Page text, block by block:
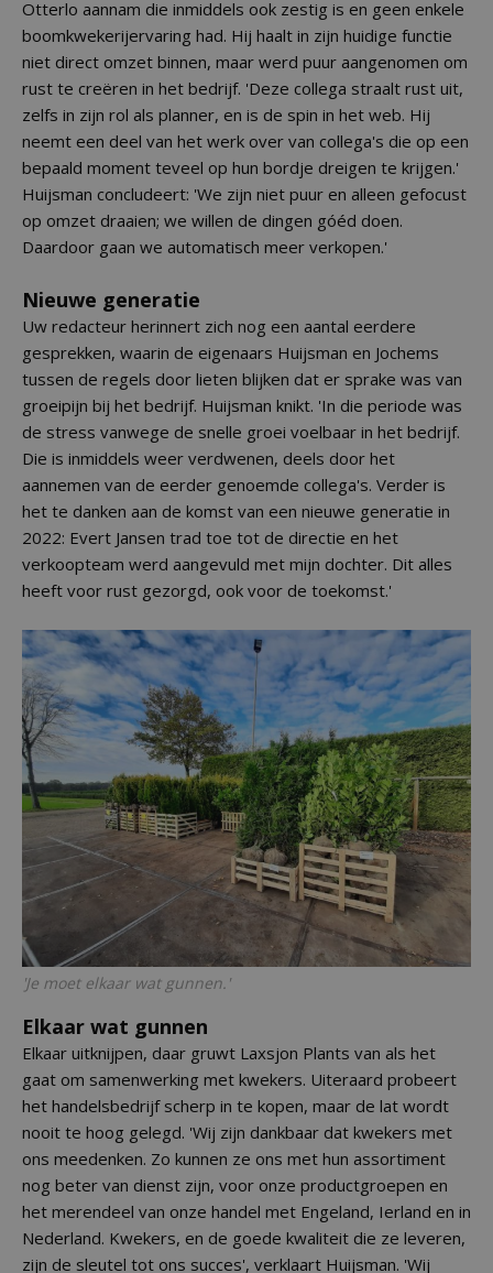
Otterlo aannam die inmiddels ook zestig is en geen enkele
boomkwekerijervaring had. Hij haalt in zijn huidige functie
niet direct omzet binnen, maar werd puur aangenomen om
rust te creëren in het bedrijf. 'Deze collega straalt rust uit,
zelfs in zijn rol als planner, en is de spin in het web. Hij
neemt een deel van het werk over van collega's die op een
bepaald moment teveel op hun bordje dreigen te krijgen.'
Huijsman concludeert: 'We zijn niet puur en alleen gefocust
op omzet draaien; we willen de dingen góéd doen.
Daardoor gaan we automatisch meer verkopen.'
Nieuwe generatie
Uw redacteur herinnert zich nog een aantal eerdere
gesprekken, waarin de eigenaars Huijsman en Jochems
tussen de regels door lieten blijken dat er sprake was van
groeipijn bij het bedrijf. Huijsman knikt. 'In die periode was
de stress vanwege de snelle groei voelbaar in het bedrijf.
Die is inmiddels weer verdwenen, deels door het
aannemen van de eerder genoemde collega's. Verder is
het te danken aan de komst van een nieuwe generatie in
2022: Evert Jansen trad toe tot de directie en het
verkoopteam werd aangevuld met mijn dochter. Dit alles
heeft voor rust gezorgd, ook voor de toekomst.'
'Je moet elkaar wat gunnen.'
Elkaar wat gunnen
Elkaar uitknijpen, daar gruwt Laxsjon Plants van als het
gaat om samenwerking met kwekers. Uiteraard probeert
het handelsbedrijf scherp in te kopen, maar de lat wordt
nooit te hoog gelegd. 'Wij zijn dankbaar dat kwekers met
ons meedenken. Zo kunnen ze ons met hun assortiment
nog beter van dienst zijn, voor onze productgroepen en
het merendeel van onze handel met Engeland, Ierland en in
Nederland. Kwekers, en de goede kwaliteit die ze leveren,
zijn de sleutel tot ons succes', verklaart Huijsman. 'Wij